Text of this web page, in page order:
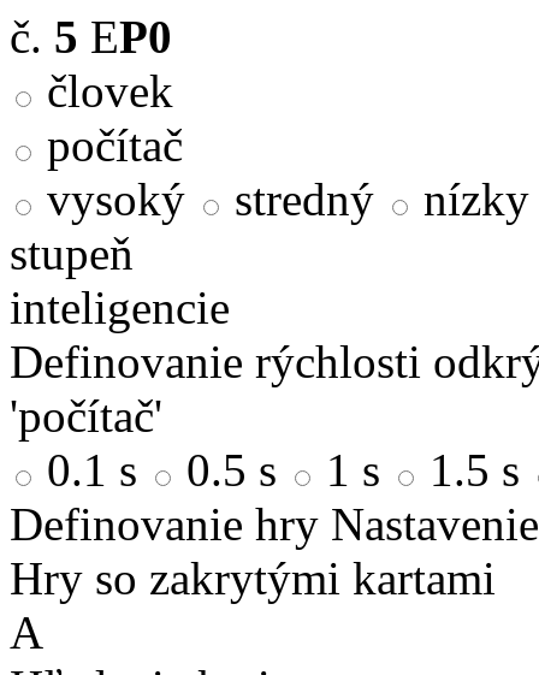
č. 5 EP0
človek
počítač
vysoký
stredný
nízky
stupeň
inteligencie
Definovanie rýchlosti
'počítač'
0.1 s
0.5 s 1 s
1.5 s
Definovanie hry
Hry so zakrytými kartami
A